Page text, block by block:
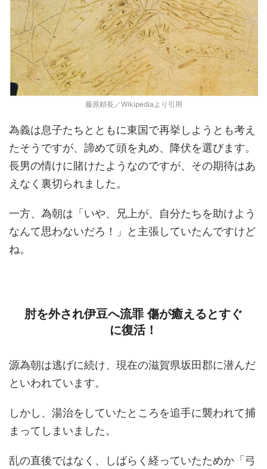
藤原頼長／Wikipediaより引用
為義は息子たちとともに東国で再挙しようとも考え
たそうですが、諦めて頭を丸め、降伏を選びます。
長男の情けに賭けたようなのですが、その期待はあ
えなく裏切られました。
一方、為朝は「いや、兄上が、自分たちを助けよう
なんて思わないだろ！」と主張していたんですけど
ね。
肘を外され伊豆へ流罪 傷が癒えるとすぐ
に復活！
源為朝は逃げに続け、現在の滋賀県坂田郡に潜んだ
といわれています。
しかし、湯治をしていたところを追手に襲われて捕
まってしまいました。
乱の直後ではなく、しばらく経っていたためか「弓